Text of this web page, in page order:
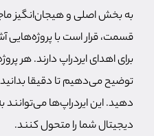
به بخش اصلی و هیجان‌انگیز
قسمت، قرار است با پروژه‌هایی
برای اهدای ایردراپ دارند. هر
توضیح می‌دهیم تا دقیقا
دهید. این ایردراپ‌ها می‌توانند
دیجیتال شما را متحول کنند.